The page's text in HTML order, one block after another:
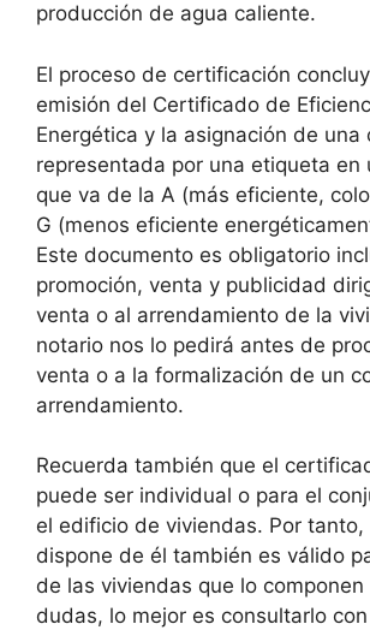
producción de agua caliente.
El proceso de certificación
emisión del Certificado de
Energética y la asignación de una
representada por una etiqueta en
que va de la A (más eficiente,
G (menos eficiente
Este documento es obligatorio
promoción, venta y publicidad
venta o al arrendamiento de la
notario nos lo pedirá antes de
venta o a la formalización de un
arrendamiento.
Recuerda también que el
puede ser individual o para el
el edificio de viviendas. Por
dispone de él también es válido
de las viviendas que lo
dudas, lo mejor es consultarlo